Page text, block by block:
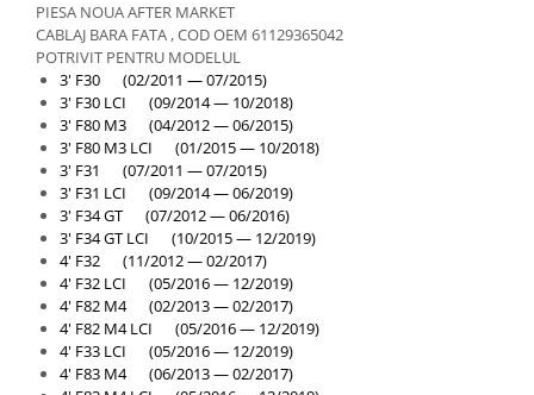
Overfender aripa
Panou acoperire trigger
Plafon
Praguri
Rama radiator
Scut motor
Spălător far
Suport aripa
Suport far
Suport radiator
Traversa
PIESA NOUA AFTER MARKET
CABLAJ BARA FATA , COD OEM 61129365042
POTRIVIT PENTRU MODELUL
3' F30 (02/2011 — 07/2015)
3' F30 LCI (09/2014 — 10/2018)
3' F80 M3 (04/2012 — 06/2015)
3' F80 M3 LCI (01/2015 — 10/2018)
3' F31 (07/2011 — 07/2015)
3' F31 LCI (09/2014 — 06/2019)
3' F34 GT (07/2012 — 06/2016)
3' F34 GT LCI (10/2015 — 12/2019)
4' F32 (11/2012 — 02/2017)
4' F32 LCI (05/2016 — 12/2019)
4' F82 M4 (02/2013 — 02/2017)
4' F82 M4 LCI (05/2016 — 12/2019)
4' F33 LCI (05/2016 — 12/2019)
4' F83 M4 (06/2013 — 02/2017)